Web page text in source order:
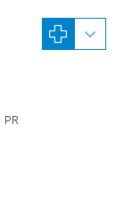
PR